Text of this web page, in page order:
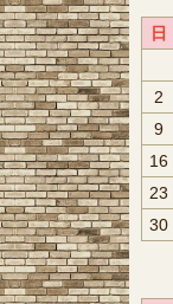
日
2
9
16
23
30